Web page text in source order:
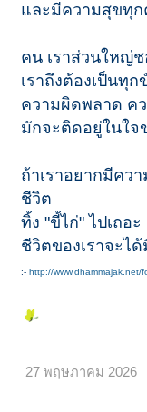
และมีความสุขทุ
คน เราส่วนใหญ่ช
เราถึงต้องเป็นทุก
ความผิดพลาด คว
มักจะติดอยู่ในใจ
ถ้าเราอยากมีคว
ชีวิต
ทิ้ง "ขี้ไก่" ไปเถอะ
ชีวิตของเราจะไ
:-http://www.dhammajak.net/
27 พฤษภาคม 2026